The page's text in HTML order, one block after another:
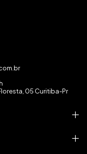
05 Curitiba-Pr